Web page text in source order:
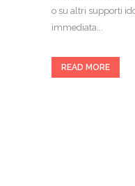
o su altri supporti
immediata...
READ MORE